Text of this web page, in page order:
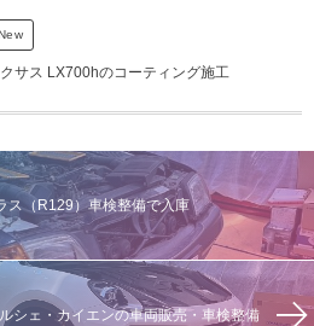
サス LX700hのコーティング施工
ス（R129）車検整備で入庫
シェ・カイエンの車両販売・車検整備